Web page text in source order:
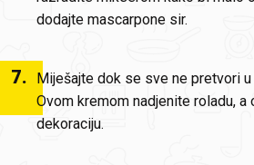
dodajte mascarpone sir.
7.
Miješajte dok se sve ne pretvori u
Ovom kremom nadjenite roladu,
dekoraciju.